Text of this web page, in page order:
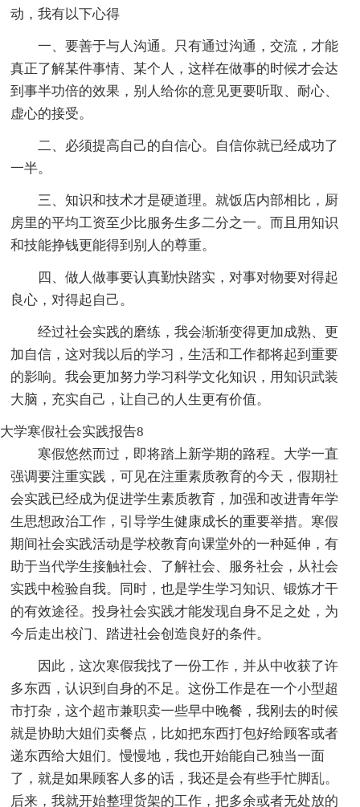
动，我有以下心得
一、要善于与人沟通。只有通过沟通，交流，才能
真正了解某件事情、某个人，这样在做事的时候才会达
到事半功倍的效果，别人给你的意见更要听取、耐心、
虚心的接受。
二、必须提高自己的自信心。自信你就已经成功了
一半。
三、知识和技术才是硬道理。就饭店内部相比，厨
房里的平均工资至少比服务生多二分之一。而且用知识
和技能挣钱更能得到别人的尊重。
四、做人做事要认真勤快踏实，对事对物要对得起
良心，对得起自己。
经过社会实践的磨练，我会渐渐变得更加成熟、更
加自信，这对我以后的学习，生活和工作都将起到重要
的影响。我会更加努力学习科学文化知识，用知识武装
大脑，充实自己，让自己的人生更有价值。
大学寒假社会实践报告8
寒假悠然而过，即将踏上新学期的路程。大学一直
强调要注重实践，可见在注重素质教育的今天，假期社
会实践已经成为促进学生素质教育，加强和改进青年学
生思想政治工作，引导学生健康成长的重要举措。寒假
期间社会实践活动是学校教育向课堂外的一种延伸，有
助于当代学生接触社会、了解社会、服务社会，从社会
实践中检验自我。同时，也是学生学习知识、锻炼才干
的有效途径。投身社会实践才能发现自身不足之处，为
今后走出校门、踏进社会创造良好的条件。
因此，这次寒假我找了一份工作，并从中收获了许
多东西，认识到自身的不足。这份工作是在一个小型超
市打杂，这个超市兼职卖一些早中晚餐，我刚去的时候
就是协助大姐们卖餐点，比如把东西打包好给顾客或者
递东西给大姐们。慢慢地，我也开始能自己独当一面
了，就是如果顾客人多的话，我还是会有些手忙脚乱。
后来，我就开始整理货架的工作，把多余或者无处放的